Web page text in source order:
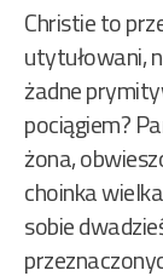
Christie to
utytułowani,
żadne
pociągiem?
żona,
choinka
sobie